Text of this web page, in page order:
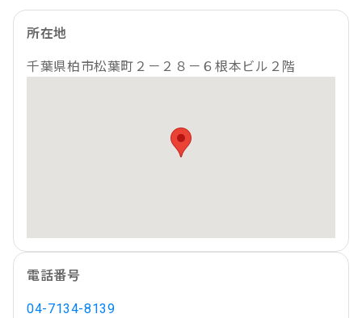
所在地
千葉県柏市松葉町２－２８－６根本ビル２階
電話番号
04-7134-8139